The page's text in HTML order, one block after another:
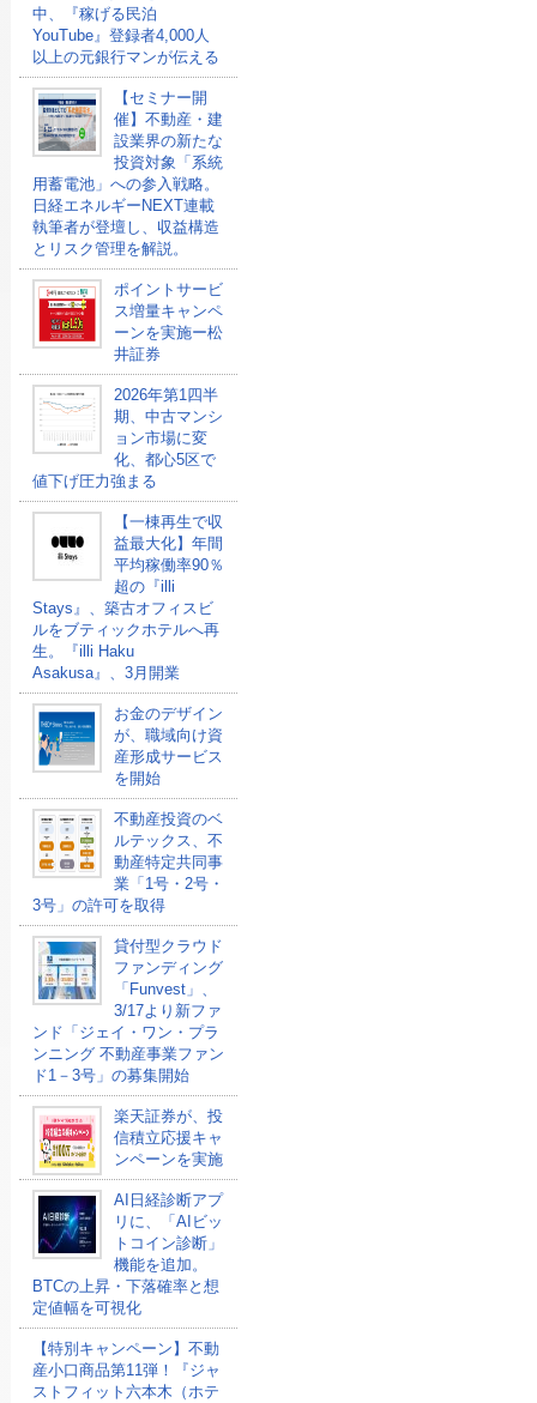
中、『稼げる民泊
YouTube』登録者4,000人
以上の元銀行マンが伝える
【セミナー開
催】不動産・建
設業界の新たな
投資対象「系統
用蓄電池」への参入戦略。
日経エネルギーNEXT連載
執筆者が登壇し、収益構造
とリスク管理を解説。
ポイントサービ
ス増量キャンペ
ーンを実施ー松
井証券
2026年第1四半
期、中古マンシ
ョン市場に変
化、都心5区で
値下げ圧力強まる
【一棟再生で収
益最大化】年間
平均稼働率90％
超の『illi
Stays』、築古オフィスビ
ルをブティックホテルへ再
生。『illi Haku
Asakusa』、3月開業
お金のデザイン
が、職域向け資
産形成サービス
を開始
不動産投資のベ
ルテックス、不
動産特定共同事
業「1号・2号・
3号」の許可を取得
貸付型クラウド
ファンディング
「Funvest」、
3/17より新ファ
ンド「ジェイ・ワン・プラ
ンニング 不動産事業ファン
ド1－3号」の募集開始
楽天証券が、投
信積立応援キャ
ンペーンを実施
AI日経診断アプ
リに、「AIビッ
トコイン診断」
機能を追加。
BTCの上昇・下落確率と想
定値幅を可視化
【特別キャンペーン】不動
産小口商品第11弾！『ジャ
ストフィット六本木（ホテ